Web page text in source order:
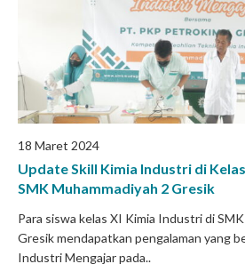
18 Maret 2024
Update Skill Kimia Industri di
SMK Muhammadiyah 2 Gresik
Para siswa kelas XI Kimia Industri di
Gresik mendapatkan pengalaman yang
Industri Mengajar pada..